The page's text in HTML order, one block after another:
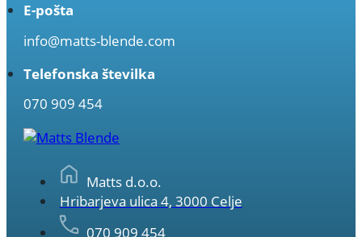
E-pošta
info@matts-blende.com
Telefonska številka
070 909 454
Matts d.o.o.
Hribarjeva ulica 4, 3000 Celje
070 909 454